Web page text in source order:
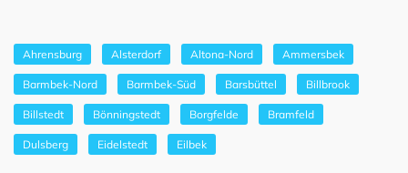
Ahrensburg Alsterdorf Altona-Nord Ammersbek
Barmbek-Nord Barmbek-Süd Barsbüttel Billbrook
Billstedt Bönningstedt Borgfelde Bramfeld
Dulsberg Eidelstedt Eilbek